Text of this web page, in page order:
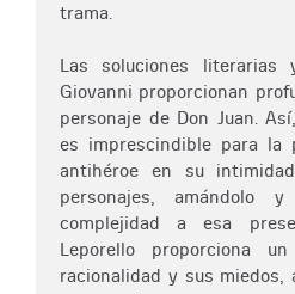
trama.
Las soluciones literarias
Giovanni proporcionan
personaje de Don Juan.
es imprescindible para la
antihéroe en su
personajes, amándolo y
complejidad a esa
Leporello proporciona
racionalidad y sus miedos,